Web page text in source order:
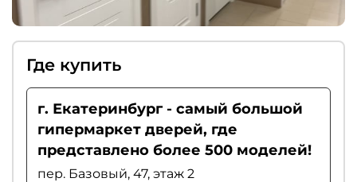
Где купить
г. Екатеринбург - самый большой
гипермаркет дверей, где
представлено более 500 моделей!
пер. Базовый, 47, этаж 2